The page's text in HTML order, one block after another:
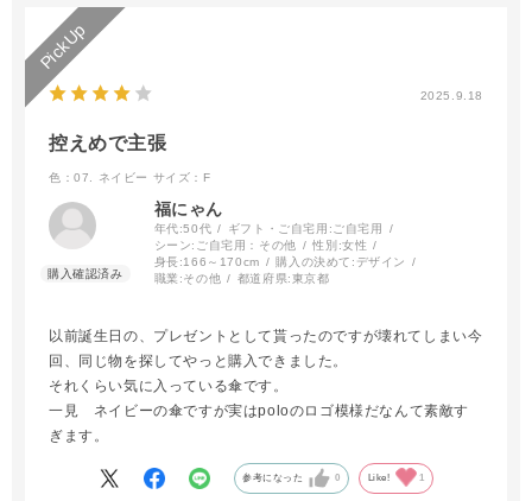
2025.9.18
控えめで主張
色：07. ネイビー サイズ：F
福にゃん
年代:50代 ギフト・ご自宅用: ご自宅用
シーン: ご自宅用：その他 性別:女性
身長:166～170cm 購入の決めて: デザイン
職業:その他 都道府県:東京都
以前誕生日の、プレゼントとして貰ったのですが壊れてしまい今
回、同じ物を探してやっと購入できました。
それくらい気に入っている傘です。
一見 ネイビーの傘ですが実はpoloのロゴ模様だなんて素敵す
ぎます。
参考になった 0 Like! 1